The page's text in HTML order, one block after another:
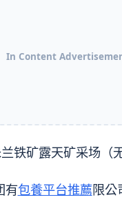
In Content
铁矿露天矿采场（
有包養平台推薦限公